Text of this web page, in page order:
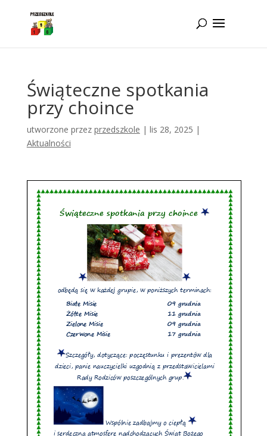
Świąteczne spotkania
przy choince
utworzone przez przedszkole | lis 28, 2025 |
Aktualności